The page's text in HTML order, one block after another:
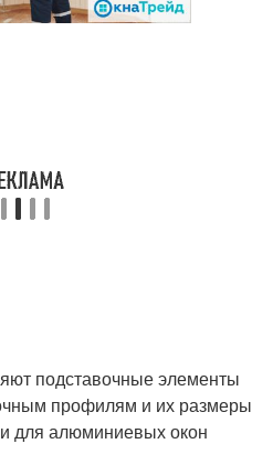
подставочные элементы
профилям и их размеры
для алюминиевых окон